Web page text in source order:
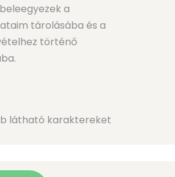
a
tárolásába és a
történő
látható karaktereket